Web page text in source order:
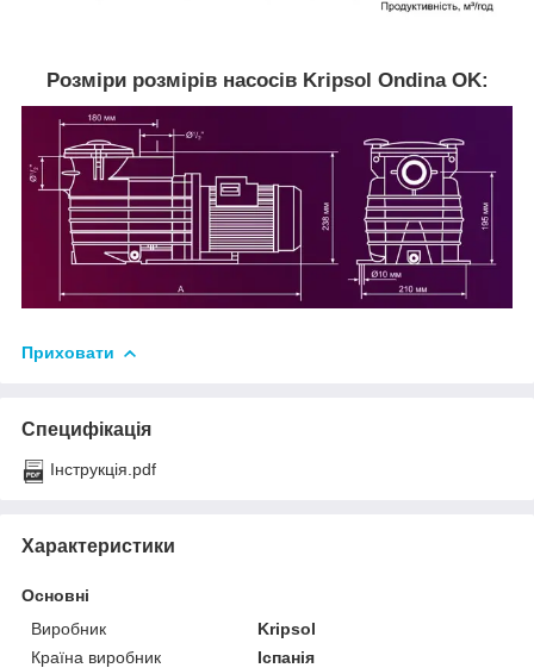
Розміри розмірів насосів Kripsol Ondina OK:
Приховати
Специфікація
Інструкція.pdf
Характеристики
Основні
Виробник
Kripsol
Країна виробник
Іспанія